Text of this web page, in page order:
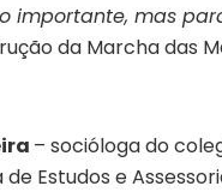
importante, mas
da Marcha das
– socióloga do
Estudos e